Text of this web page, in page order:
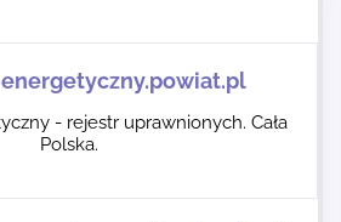
- rejestr uprawnionych. Cała
Polska.